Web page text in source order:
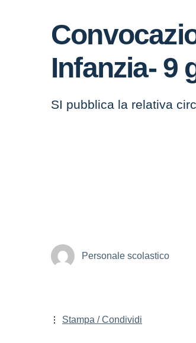
Infanzia- 9
SI pubblica la relativa
Personale scolastico
Stampa / Condividi